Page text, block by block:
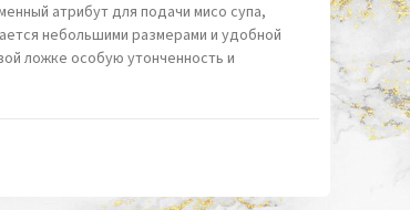
атрибут для подачи мисо супа,
небольшими размерами и удобной
ложке особую утонченность и